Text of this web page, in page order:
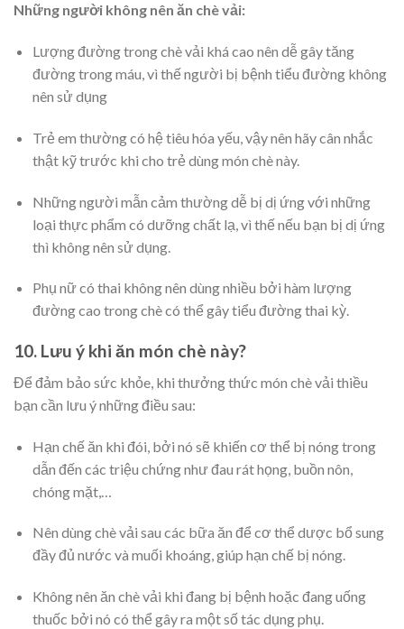
Những người không nên ăn chè vải:
Lượng đường trong chè vải khá cao nên dễ gây tăng
đường trong máu, vì thế người bị bệnh tiểu đường không
nên sử dụng
Trẻ em thường có hệ tiêu hóa yếu, vậy nên hãy cân nhắc
thật kỹ trước khi cho trẻ dùng món chè này.
Những người mẫn cảm thường dễ bị dị ứng với những
loại thực phẩm có dưỡng chất lạ, vì thế nếu bạn bị dị ứng
thì không nên sử dụng.
Phụ nữ có thai không nên dùng nhiều bởi hàm lượng
đường cao trong chè có thể gây tiểu đường thai kỳ.
10. Lưu ý khi ăn món chè này?
Để đảm bảo sức khỏe, khi thưởng thức món chè vải thiều
bạn cần lưu ý những điều sau:
Hạn chế ăn khi đói, bởi nó sẽ khiến cơ thể bị nóng trong
dẫn đến các triệu chứng như đau rát họng, buồn nôn,
chóng mặt,…
Nên dùng chè vải sau các bữa ăn để cơ thể dược bổ sung
đầy đủ nước và muối khoáng, giúp hạn chế bị nóng.
Không nên ăn chè vải khi đang bị bệnh hoặc đang uống
thuốc bởi nó có thể gây ra một số tác dụng phụ.